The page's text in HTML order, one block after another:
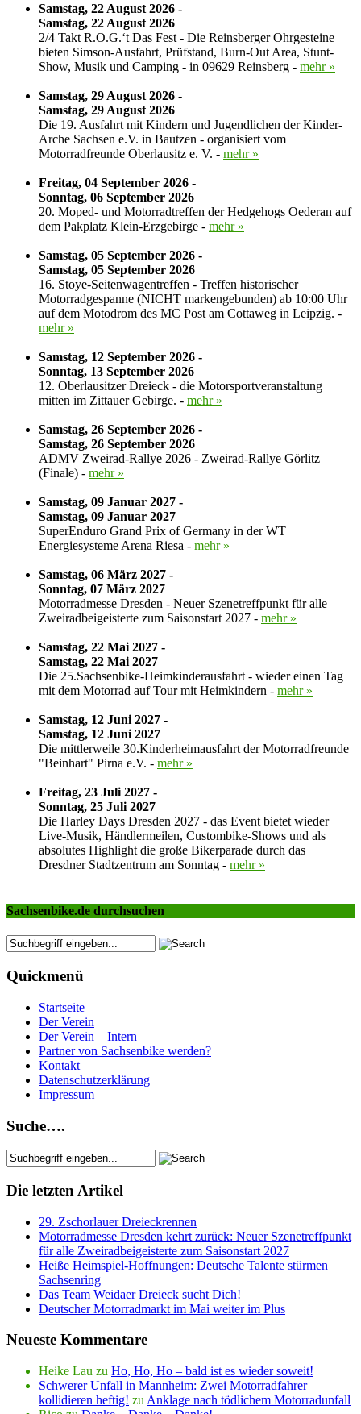
Samstag, 22 August 2026 -
Samstag, 22 August 2026
2/4 Takt R.O.G.‘t Das Fest - Die Reinsberger Ohrgesteine
bieten Simson-Ausfahrt, Prüfstand, Burn-Out Area, Stunt-
Show, Musik und Camping - in 09629 Reinsberg - mehr »
Samstag, 29 August 2026 -
Samstag, 29 August 2026
Die 19. Ausfahrt mit Kindern und Jugendlichen der Kinder-
Arche Sachsen e.V. in Bautzen - organisiert vom
Motorradfreunde Oberlausitz e. V. - mehr »
Freitag, 04 September 2026 -
Sonntag, 06 September 2026
20. Moped- und Motorradtreffen der Hedgehogs Oederan auf
dem Pakplatz Klein-Erzgebirge - mehr »
Samstag, 05 September 2026 -
Samstag, 05 September 2026
16. Stoye-Seitenwagentreffen - Treffen historischer
Motorradgespanne (NICHT markengebunden) ab 10:00 Uhr
auf dem Motodrom des MC Post am Cottaweg in Leipzig. -
mehr »
Samstag, 12 September 2026 -
Sonntag, 13 September 2026
12. Oberlausitzer Dreieck - die Motorsportveranstaltung
mitten im Zittauer Gebirge. - mehr »
Samstag, 26 September 2026 -
Samstag, 26 September 2026
ADMV Zweirad-Rallye 2026 - Zweirad-Rallye Görlitz
(Finale) - mehr »
Samstag, 09 Januar 2027 -
Samstag, 09 Januar 2027
SuperEnduro Grand Prix of Germany in der WT
Energiesysteme Arena Riesa - mehr »
Samstag, 06 März 2027 -
Sonntag, 07 März 2027
Motorradmesse Dresden - Neuer Szenetreffpunkt für alle
Zweiradbeigeisterte zum Saisonstart 2027 - mehr »
Samstag, 22 Mai 2027 -
Samstag, 22 Mai 2027
Die 25.Sachsenbike-Heimkinderausfahrt - wieder einen Tag
mit dem Motorrad auf Tour mit Heimkindern - mehr »
Samstag, 12 Juni 2027 -
Samstag, 12 Juni 2027
Die mittlerweile 30.Kinderheimausfahrt der Motorradfreunde
"Beinhart" Pirna e.V. - mehr »
Freitag, 23 Juli 2027 -
Sonntag, 25 Juli 2027
Die Harley Days Dresden 2027 - das Event bietet wieder
Live-Musik, Händlermeilen, Custombike-Shows und als
absolutes Highlight die große Bikerparade durch das
Dresdner Stadtzentrum am Sonntag - mehr »
Sachsenbike.de durchsuchen
Quickmenü
Startseite
Der Verein
Der Verein – Intern
Partner von Sachsenbike werden?
Kontakt
Datenschutzerklärung
Impressum
Suche….
Die letzten Artikel
29. Zschorlauer Dreieckrennen
Motorradmesse Dresden kehrt zurück: Neuer Szenetreffpunkt
für alle Zweiradbeigeisterte zum Saisonstart 2027
Heiße Heimspiel-Hoffnungen: Deutsche Talente stürmen
Sachsenring
Das Team Weidaer Dreieck sucht Dich!
Deutscher Motorradmarkt im Mai weiter im Plus
Neueste Kommentare
Heike Lau zu Ho, Ho, Ho – bald ist es wieder soweit!
Schwerer Unfall in Mannheim: Zwei Motorradfahrer
kollidieren heftig! zu Anklage nach tödlichem Motorradunfall